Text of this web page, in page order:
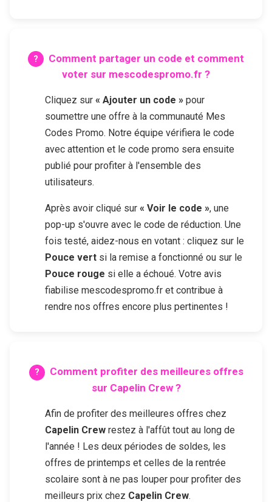
Comment partager un code et comment
voter sur mescodespromo.fr ?
Cliquez sur « Ajouter un code » pour
soumettre une offre à la communauté Mes
Codes Promo. Notre équipe vérifiera le code
avec attention et le code promo sera ensuite
publié pour profiter à l'ensemble des
utilisateurs.
Après avoir cliqué sur « Voir le code », une
pop-up s'ouvre avec le code de réduction. Une
fois testé, aidez-nous en votant : cliquez sur le
Pouce vert si la remise a fonctionné ou sur le
Pouce rouge si elle a échoué. Votre avis
fiabilise mescodespromo.fr et contribue à
rendre nos offres encore plus pertinentes !
Comment profiter des meilleures offres
sur Capelin Crew?
Afin de profiter des meilleures offres chez
Capelin Crew restez à l'affût tout au long de
l'année ! Les deux périodes de soldes, les
offres de printemps et celles de la rentrée
scolaire sont à ne pas louper pour profiter des
meilleurs prix chez Capelin Crew.